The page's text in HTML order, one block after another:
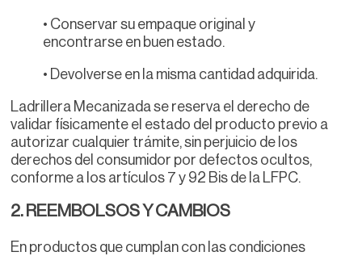
• Conservar su empaque original y
encontrarse en buen estado.
• Devolverse en la misma cantidad adquirida.
Ladrillera Mecanizada se reserva el derecho de
validar físicamente el estado del producto previo a
autorizar cualquier trámite, sin perjuicio de los
derechos del consumidor por defectos ocultos,
conforme a los artículos 7 y 92 Bis de la LFPC.
2. REEMBOLSOS Y CAMBIOS
En productos que cumplan con las condiciones